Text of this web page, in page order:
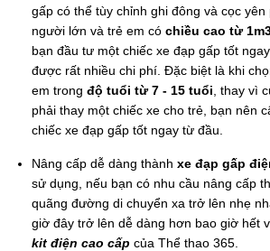
gấp có thể tùy chỉnh ghi đông và cọc
người lớn và trẻ em có chiều cao từ
bạn đầu tư một chiếc xe đạp gấp tốt
được rất nhiều chi phí. Đặc biệt là khi
em trong độ tuổi từ 7 - 15 tuổi , thay vì
phải thay một chiếc xe cho trẻ, bạn nên
chiếc xe đạp gấp tốt ngay từ đầu.
Nâng cấp dễ dàng thành xe đạp gấp
sử dụng, nếu bạn có nhu cầu nâng cấp
quãng đường di chuyển xa trở lên nhẹ
giờ đây trở lên dễ dàng hơn bao giờ hết
kit điện cao cấp của Thể thao 365.